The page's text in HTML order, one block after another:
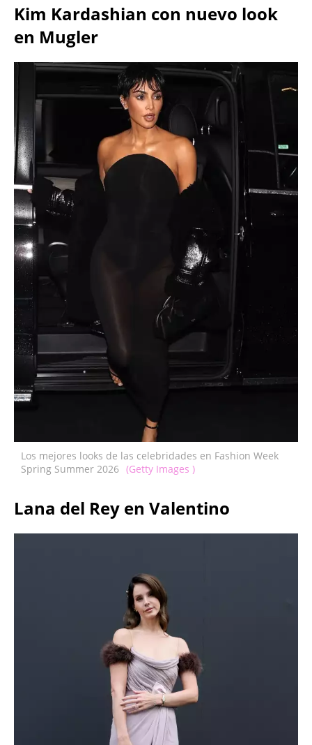
Kim Kardashian con nuevo look
en Mugler
Los mejores looks de las celebridades en Fashion Week
Spring Summer 2026 (Getty Images )
Lana del Rey en Valentino